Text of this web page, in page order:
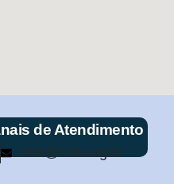
de Atendimento
cmb@cmb.org.br